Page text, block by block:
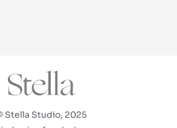
Stella Studio, 2025